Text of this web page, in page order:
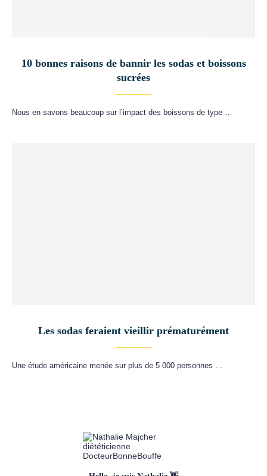
10 bonnes raisons de bannir les sodas et boissons
sucrées
Nous en savons beaucoup sur l’impact des boissons de type …
Les sodas feraient vieillir prématurément
Une étude américaine menée sur plus de 5 000 personnes …